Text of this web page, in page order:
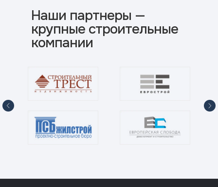
Наши партнеры —
крупные строительные
компании